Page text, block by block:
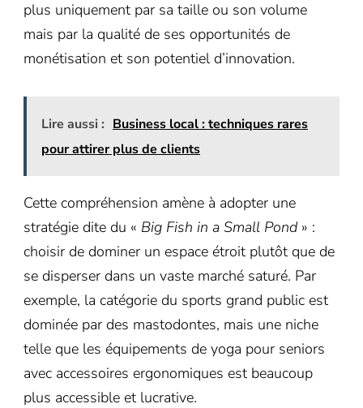
plus uniquement par sa taille ou son volume
mais par la qualité de ses opportunités de
monétisation et son potentiel d’innovation.
Lire aussi : Business local : techniques rares
pour attirer plus de clients
Cette compréhension amène à adopter une
stratégie dite du « Big Fish in a Small Pond» :
choisir de dominer un espace étroit plutôt que de
se disperser dans un vaste marché saturé. Par
exemple, la catégorie du sports grand public est
dominée par des mastodontes, mais une niche
telle que les équipements de yoga pour seniors
avec accessoires ergonomiques est beaucoup
plus accessible et lucrative.